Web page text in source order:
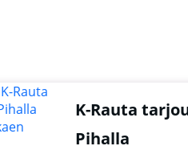
K-Rauta
Pihalla